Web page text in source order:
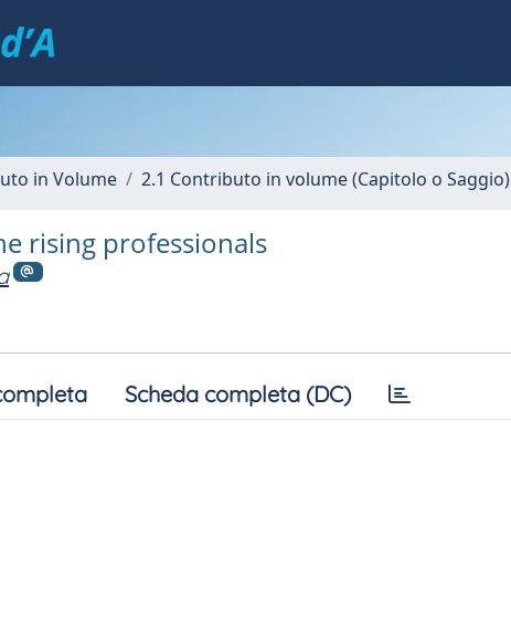
in Volume 2.1 Contributo in volume (Capitolo o Saggio)
rising professionals
Scheda completa (DC)